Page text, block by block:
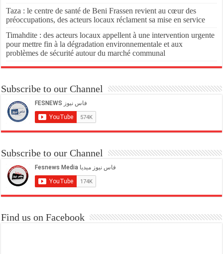
Taza : le centre de santé de Beni Frassen revient au cœur des
préoccupations, des acteurs locaux réclament sa mise en service
Timahdite : des acteurs locaux appellent à une intervention urgente
pour mettre fin à la dégradation environnementale et aux
problèmes de sécurité autour du marché communal
Subscribe to our Channel
Subscribe to our Channel
Find us on Facebook